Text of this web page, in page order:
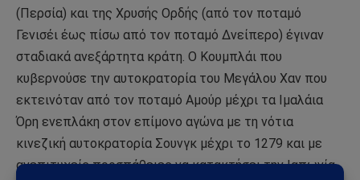
(Περσία) και της Χρυσής Ορδής (από τον ποταμό
Γενισέι έως πίσω από τον ποταμό Δνείπερο) έγιναν
σταδιακά ανεξάρτητα κράτη. Ο Κουμπλάι που
κυβερνούσε την αυτοκρατορία του Μεγάλου Χαν που
εκτεινόταν από τον ποταμό Αμούρ μέχρι τα Ιμαλάια
Όρη ενεπλάκη στον επίμονο αγώνα με τη νότια
κινεζική αυτοκρατορία Σουνγκ μέχρι το 1279 και με
ανεπιτυχείς προσπάθειες να κατακτήσει την Ιαπωνία